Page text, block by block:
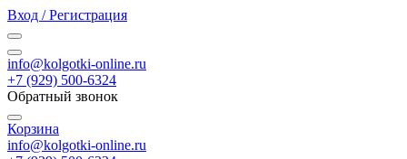
Вход / Регистрация
info@kolgotki-online.ru
+7 (929) 500-6324
Обратный звонок
Корзина
info@kolgotki-online.ru